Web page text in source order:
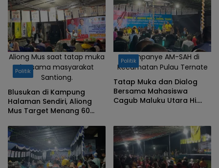
Aliong Mus saat tatap muka
bersama masyarakat
Santiong.
Politik
Blusukan di Kampung
Halaman Sendiri, Aliong
Mus Target Menang 60
Kampanye AM-SAH di
Kecamatan Pulau Ternate
Politik
Tatap Muka dan Dialog
Bersama Mahasiswa
Cagub Maluku Utara Hi.
Pendidikan